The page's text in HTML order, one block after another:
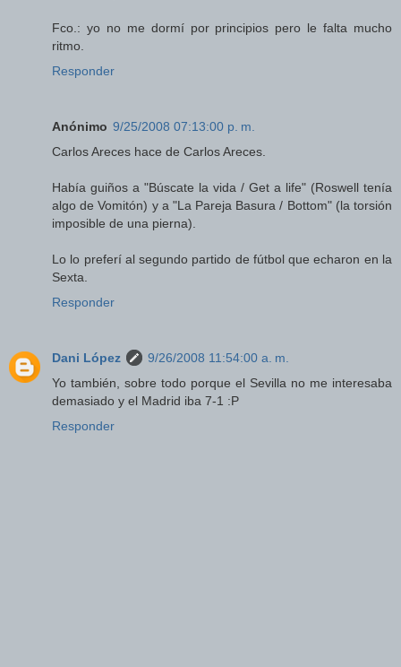
Fco.: yo no me dormí por principios pero le falta mucho
ritmo.
Responder
Anónimo 9/25/2008 07:13:00 p. m.
Carlos Areces hace de Carlos Areces.
Había guiños a "Búscate la vida / Get a life" (Roswell tenía
algo de Vomitón) y a "La Pareja Basura / Bottom" (la torsión
imposible de una pierna).
Lo lo preferí al segundo partido de fútbol que echaron en la
Sexta.
Responder
Dani López
9/26/2008 11:54:00 a. m.
Yo también, sobre todo porque el Sevilla no me interesaba
demasiado y el Madrid iba 7-1 :P
Responder